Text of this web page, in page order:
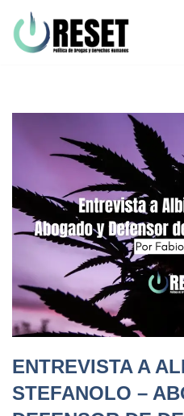
Ir
ENTREVISTA A
STEFANOLO –